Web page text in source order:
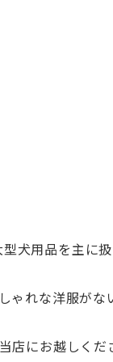
型犬用品を主に
ゃれな洋服がな
店にお越しくだ